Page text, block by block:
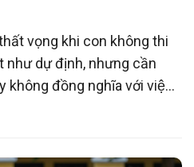
vọng khi con không thi
dự định, nhưng cần
không đồng nghĩa với việc
túc trong học tập.